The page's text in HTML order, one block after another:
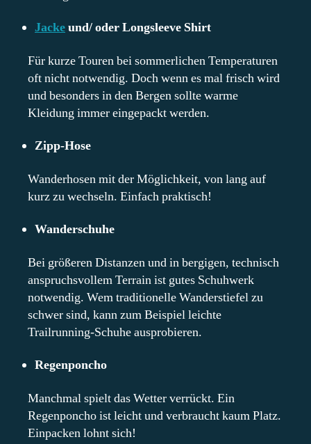
Jackeund/ oder Longsleeve Shirt
Für kurze Touren bei sommerlichen Temperaturen
oft nicht notwendig. Doch wenn es mal frisch wird
und besonders in den Bergen sollte warme
Kleidung immer eingepackt werden.
Zipp-Hose
Wanderhosen mit der Möglichkeit, von lang auf
kurz zu wechseln. Einfach praktisch!
Wanderschuhe
Bei größeren Distanzen und in bergigen, technisch
anspruchsvollem Terrain ist gutes Schuhwerk
notwendig. Wem traditionelle Wanderstiefel zu
schwer sind, kann zum Beispiel leichte
Trailrunning-Schuhe ausprobieren.
Regenponcho
Manchmal spielt das Wetter verrückt. Ein
Regenponcho ist leicht und verbraucht kaum Platz.
Einpacken lohnt sich!